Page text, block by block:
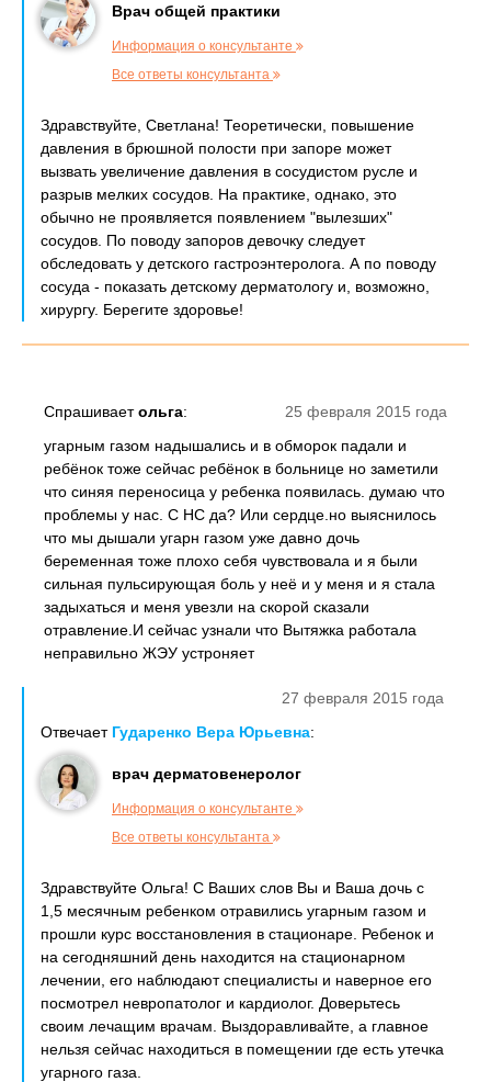
Врач общей практики
Информация о консультанте
Все ответы консультанта
Здравствуйте, Светлана! Теоретически, повышение
давления в брюшной полости при запоре может
вызвать увеличение давления в сосудистом русле и
разрыв мелких сосудов. На практике, однако, это
обычно не проявляется появлением "вылезших"
сосудов. По поводу запоров девочку следует
обследовать у детского гастроэнтеролога. А по поводу
сосуда - показать детскому дерматологу и, возможно,
хирургу. Берегите здоровье!
25 февраля 2015 года
Спрашиваетольга:
угарным газом надышались и в обморок падали и
ребёнок тоже сейчас ребёнок в больнице но заметили
что синяя переносица у ребенка появилась. думаю что
проблемы у нас. С НС да? Или сердце.но выяснилось
что мы дышали угарн газом уже давно дочь
беременная тоже плохо себя чувствовала и я были
сильная пульсирующая боль у неё и у меня и я стала
задыхаться и меня увезли на скорой сказали
отравление.И сейчас узнали что Вытяжка работала
неправильно ЖЭУ устроняет
27 февраля 2015 года
Отвечает Гударенко Вера Юрьевна:
врач дерматовенеролог
Информация о консультанте
Все ответы консультанта
Здравствуйте Ольга! С Ваших слов Вы и Ваша дочь с
1,5 месячным ребенком отравились угарным газом и
прошли курс восстановления в стационаре. Ребенок и
на сегодняшний день находится на стационарном
лечении, его наблюдают специалисты и наверное его
посмотрел невропатолог и кардиолог. Доверьтесь
своим лечащим врачам. Выздоравливайте, а главное
нельзя сейчас находиться в помещении где есть утечка
угарного газа.